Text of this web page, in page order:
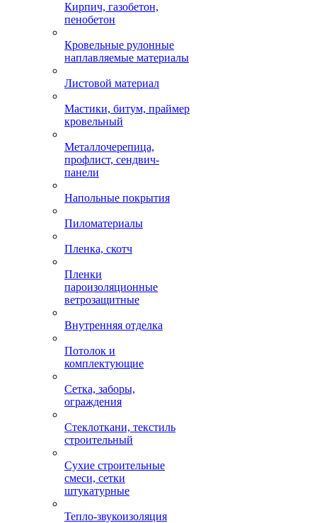
Кирпич, газобетон,
пенобетон
Кровельные рулонные
наплавляемые материалы
Листовой материал
Мастики, битум, праймер
кровельный
Металлочерепица,
профлист, сендвич-
панели
Напольные покрытия
Пиломатериалы
Пленка, скотч
Пленки
пароизоляционные
ветрозащитные
Внутренняя отделка
Потолок и
комплектующие
Сетка, заборы,
ограждения
Стеклоткани, текстиль
строительный
Сухие строительные
смеси, сетки
штукатурные
Тепло-звукоизоляция